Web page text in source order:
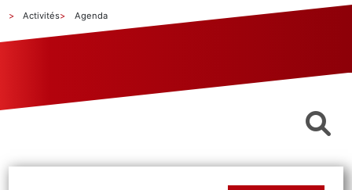
Activités Agenda